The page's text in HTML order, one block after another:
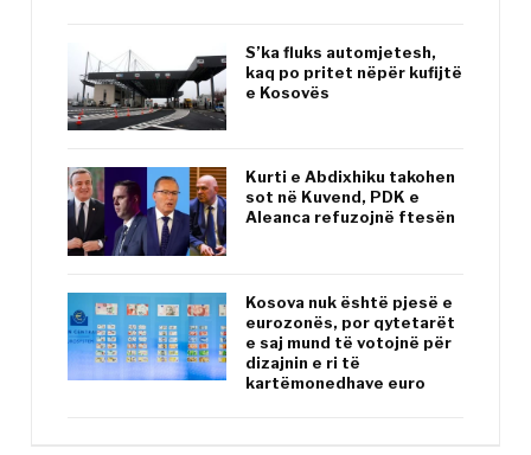
S’ka fluks automjetesh,
kaq po pritet nëpër kufijtë
e Kosovës
Kurti e Abdixhiku takohen
sot në Kuvend, PDK e
Aleanca refuzojnë ftesën
Kosova nuk është pjesë e
eurozonës, por qytetarët
e saj mund të votojnë për
dizajnin e ri të
kartëmonedhave euro